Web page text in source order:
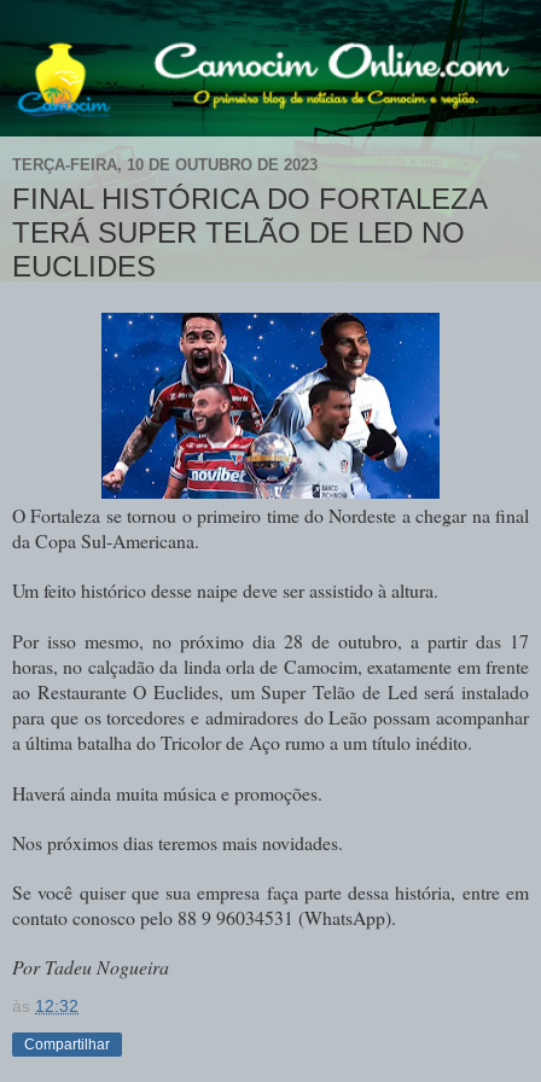
TERÇA-FEIRA, 10 DE OUTUBRO DE 2023
FINAL HISTÓRICA DO FORTALEZA
TERÁ SUPER TELÃO DE LED NO
EUCLIDES
O Fortaleza se tornou o primeiro time do Nordeste a chegar na final
da Copa Sul-Americana.
Um feito histórico desse naipe deve ser assistido à altura.
Por isso mesmo, no próximo dia 28 de outubro, a partir das 17
horas, no calçadão da linda orla de Camocim, exatamente em frente
ao Restaurante O Euclides, um Super Telão de Led será instalado
para que os torcedores e admiradores do Leão possam acompanhar
a última batalha do Tricolor de Aço rumo a um título inédito.
Haverá ainda muita música e promoções.
Nos próximos dias teremos mais novidades.
Se você quiser que sua empresa faça parte dessa história, entre em
contato conosco pelo 88 9 96034531 (WhatsApp).
Por Tadeu Nogueira
às 12:32
Compartilhar